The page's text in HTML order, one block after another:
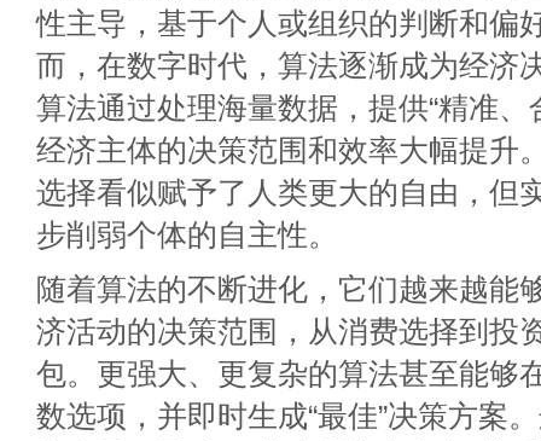
性主导，基于个人或组织的判断和偏
而，在数字时代，算法逐渐成为经济
算法通过处理海量数据，提供“精准、
经济主体的决策范围和效率大幅提升
选择看似赋予了人类更大的自由，但
步削弱个体的自主性。
随着算法的不断进化，它们越来越能
济活动的决策范围，从消费选择到投
包。更强大、更复杂的算法甚至能够
数选项，并即时生成“最佳”决策方案